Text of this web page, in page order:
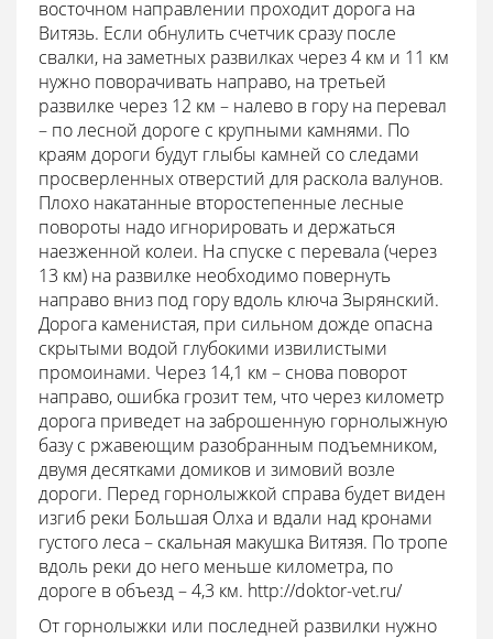
восточном направлении проходит дорога на
Витязь. Если обнулить счетчик сразу после
свалки, на заметных развилках через 4 км и 11 км
нужно поворачивать направо, на третьей
развилке через 12 км – налево в гору на перевал
– по лесной дороге с крупными камнями. По
краям дороги будут глыбы камней со следами
просверленных отверстий для раскола валунов.
Плохо накатанные второстепенные лесные
повороты надо игнорировать и держаться
наезженной колеи. На спуске с перевала (через
13 км) на развилке необходимо повернуть
направо вниз под гору вдоль ключа Зырянский.
Дорога каменистая, при сильном дожде опасна
скрытыми водой глубокими извилистыми
промоинами. Через 14,1 км – снова поворот
направо, ошибка грозит тем, что через километр
дорога приведет на заброшенную горнолыжную
базу с ржавеющим разобранным подъемником,
двумя десятками домиков и зимовий возле
дороги. Перед горнолыжкой справа будет виден
изгиб реки Большая Олха и вдали над кронами
густого леса – скальная макушка Витязя. По тропе
вдоль реки до него меньше километра, по
дороге в объезд – 4,3 км. http://doktor-vet.ru/
От горнолыжки или последней развилки нужно